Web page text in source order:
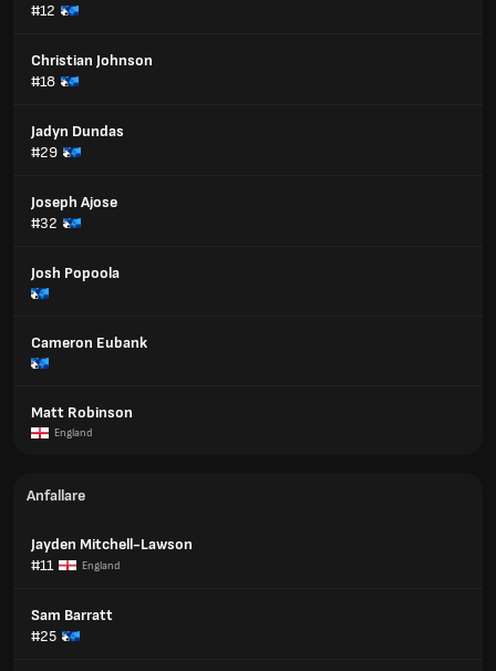
#12
Christian Johnson
#18
Jadyn Dundas
#29
Joseph Ajose
#32
Josh Popoola
Cameron Eubank
Matt Robinson
England
Anfallare
Jayden Mitchell-Lawson
#11
England
Sam Barratt
#25